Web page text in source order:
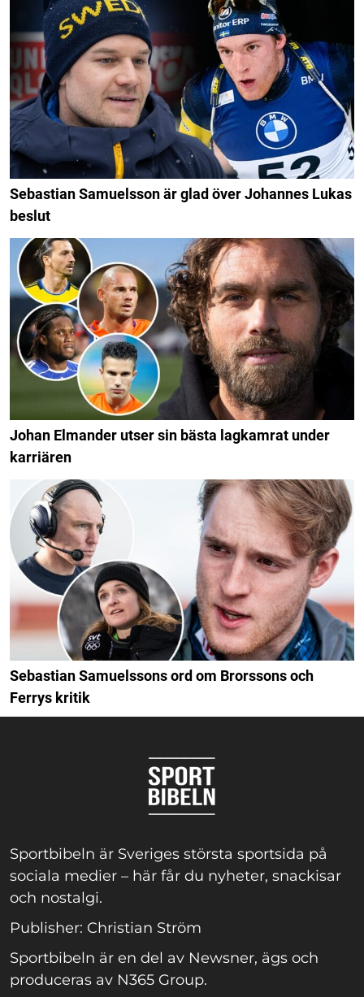
Sebastian Samuelsson är glad över Johannes Lukas
beslut
Johan Elmander utser sin bästa lagkamrat under
karriären
Sebastian Samuelssons ord om Brorssons och
Ferrys kritik
Sportbibeln är Sveriges största sportsida på
sociala medier – här får du nyheter, snackisar
och nostalgi.
Publisher: Christian Ström
Sportbibeln är en del av Newsner, ägs och
produceras av N365 Group.